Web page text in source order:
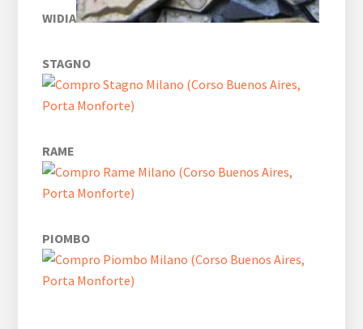
WIDIA
STAGNO
RAME
PIOMBO